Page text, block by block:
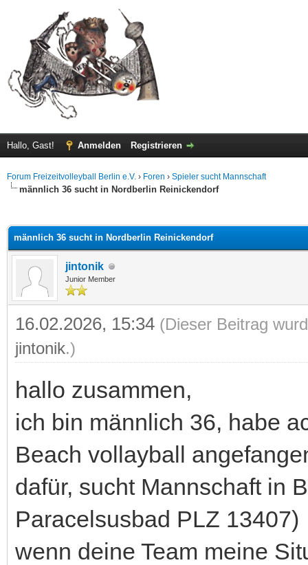
Hallo, Gast! Anmelden Registrieren
Forum Freizeitvolleyball Berlin e.V. › Foren › Spieler sucht Mannschaft
männlich 36 sucht in Nordberlin Reinickendorf
männlich 36 sucht in Nordberlin Reinickendorf
jintonik
Junior Member
16.02.2026, 15:34 (Dieser Beitrag
jintonik.)
hallo zusammen,
ich bin männlich 36, habe
Beach vollayball
dafür, sucht Mannschaft in
Paracelsusbad PLZ 13407)
wenn deine Team meine